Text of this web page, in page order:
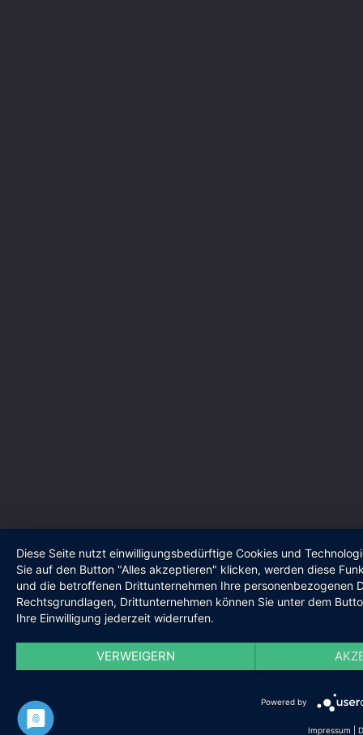
Diese Seite nutzt einwilligungsbedürftige Cookies und
Sie auf den Button "Alles akzeptieren" klicken, werden diese
und die betroffenen Drittunternehmen Ihre
Rechtsgrundlagen, Drittunternehmen können Sie unter dem
Ihre Einwilligung jederzeit widerrufen.
VERWEIGERN
Powered by
Impressum